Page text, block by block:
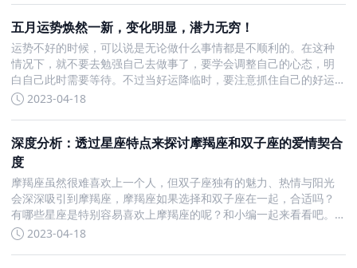
五月运势焕然一新，变化明显，潜力无穷！
运势不好的时候，可以说是无论做什么事情都是不顺利的。在这种
情况下，就不要去勉强自己去做事了，要学会调整自己的心态，明
白自己此时需要等待。不过当好运降临时，要注意抓住自己的好运
势，此时更可以放手一搏，去做平常不敢做的事情。5月运势好转明
2023-04-18
深度分析：透过星座特点来探讨摩羯座和双子座的爱情契合
度
摩羯座虽然很难喜欢上一个人，但双子座独有的魅力、热情与阳光
会深深吸引到摩羯座，摩羯座如果选择和双子座在一起，合适吗？
有哪些星座是特别容易喜欢上摩羯座的呢？和小编一起来看看吧。
摩羯座和双子座在一起合适吗这两个星座会因为彼此的不同而擦出
2023-04-18